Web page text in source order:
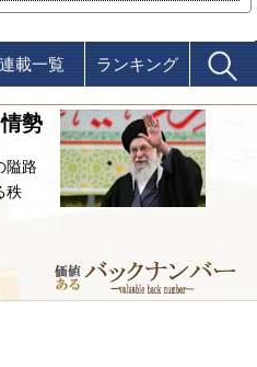
連載一覧 ランキング
勢
隘路
秩